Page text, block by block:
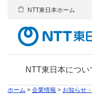
NTT東日本につい
NTT東日本ホーム
ホーム > 企業情報 > お知らせ